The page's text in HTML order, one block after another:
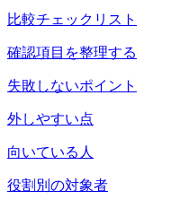
比較チェックリスト
確認項目を整理する
失敗しないポイント
外しやすい点
向いている人
役割別の対象者